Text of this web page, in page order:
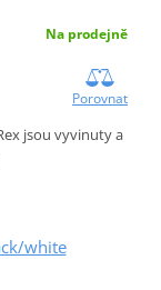
Na prodejně
Porovnat
jsou vyvinuty a
white